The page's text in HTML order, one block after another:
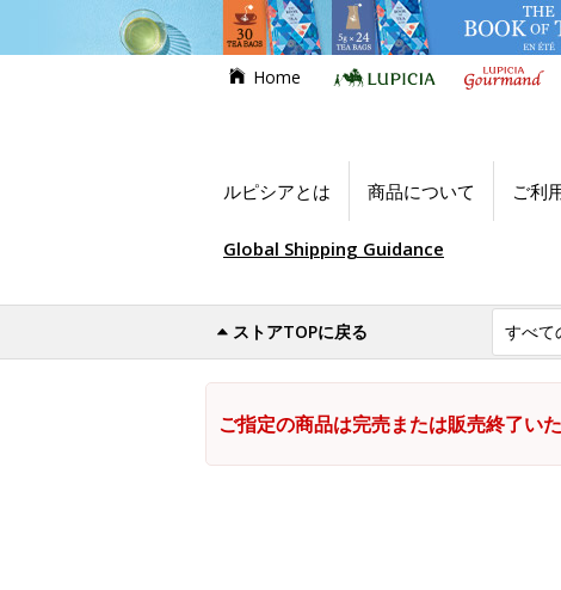
Home
ルピシアとは 商品について ご利
Global Shipping Guidance
ストアTOPに戻る
ご指定の商品は完売または販売終了いた